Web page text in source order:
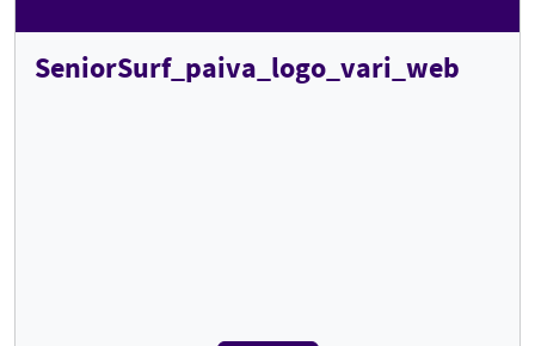
SeniorSurf_paiva_logo_vari_web